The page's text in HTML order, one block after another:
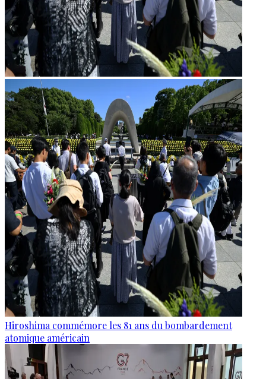
Hiroshima commémore les 81 ans du bombardement
atomique américain